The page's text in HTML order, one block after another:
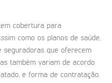
cobertura para
como os planos de saúde,
seguradoras que oferecem
também variam de acordo
e forma de contratação.